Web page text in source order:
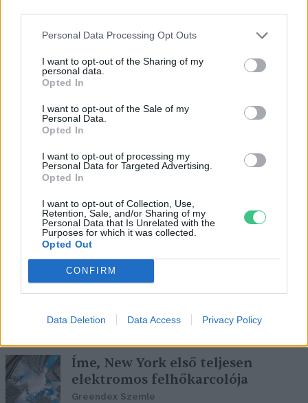
Personal Data Processing Opt Outs
I want to opt-out of the Sharing of my
personal data.
Opted In
I want to opt-out of the Sale of my
Personal Data.
Opted In
I want to opt-out of processing my
Personal Data for Targeted Advertising.
Opted In
I want to opt-out of Collection, Use,
Retention, Sale, and/or Sharing of my
Personal Data that Is Unrelated with the
Purposes for which it was collected.
Opted Out
CONFIRM
Data Deletion Data Access Privacy Policy
energiahatékonysági szakpolitikai
csomag?
Greendex Szemle
Óriási világcsúccsal védte meg
címét a SZEnergy Team
Greendex Szemle
Mely energiatakarékossági
rendeleteit vonták vissza Joe
Bidennek?
Greendex Szemle
Íme, New York első teljesen
elektromos felhőkarcolója
Greendex Szemle